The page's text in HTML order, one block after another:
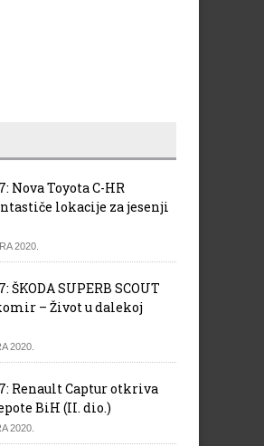
Nova Toyota C-HR
lokacije za jesenji
2020.
ŠKODA SUPERB SCOUT
– Život u dalekoj
2020.
Renault Captur otkriva
BiH (II. dio.)
2020.